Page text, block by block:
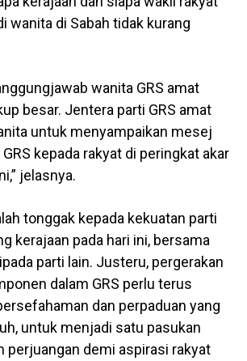
wanita di Sabah tidak kurang
wanita GRS amat
besar. Jentera parti GRS amat
untuk menyampaikan mesej
kepada rakyat di peringkat akar
jelasnya.
tonggak kepada kekuatan parti
kerajaan pada hari ini, bersama
parti lain. Justeru, pergerakan
dalam GRS perlu terus
dan perpaduan yang
untuk menjadi satu pasukan
perjuangan demi aspirasi rakyat